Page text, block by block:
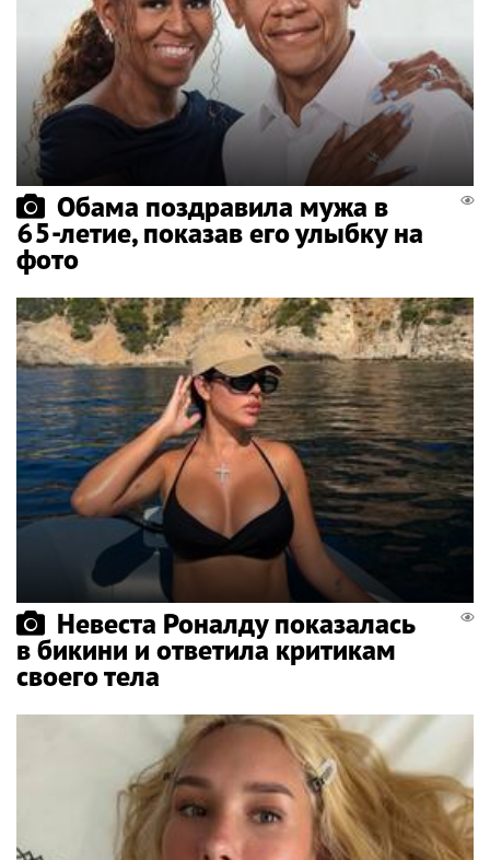
Обама поздравила мужа в
65-летие, показав его улыбку на
фото
Невеста Роналду показалась
в бикини и ответила критикам
своего тела